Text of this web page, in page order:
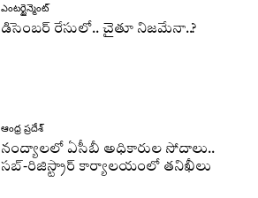
ఎంటర్టైన్మెంట్
డిసెంబర్ రేసులో.. చైతూ నిజమేనా..?
ఆంధ్ర ప్రదేశ్
నంద్యాలలో ఏసీబీ అధికారుల సోదాలు..
సబ్-రిజిస్ట్రార్ కార్యాలయంలో తనిఖీలు